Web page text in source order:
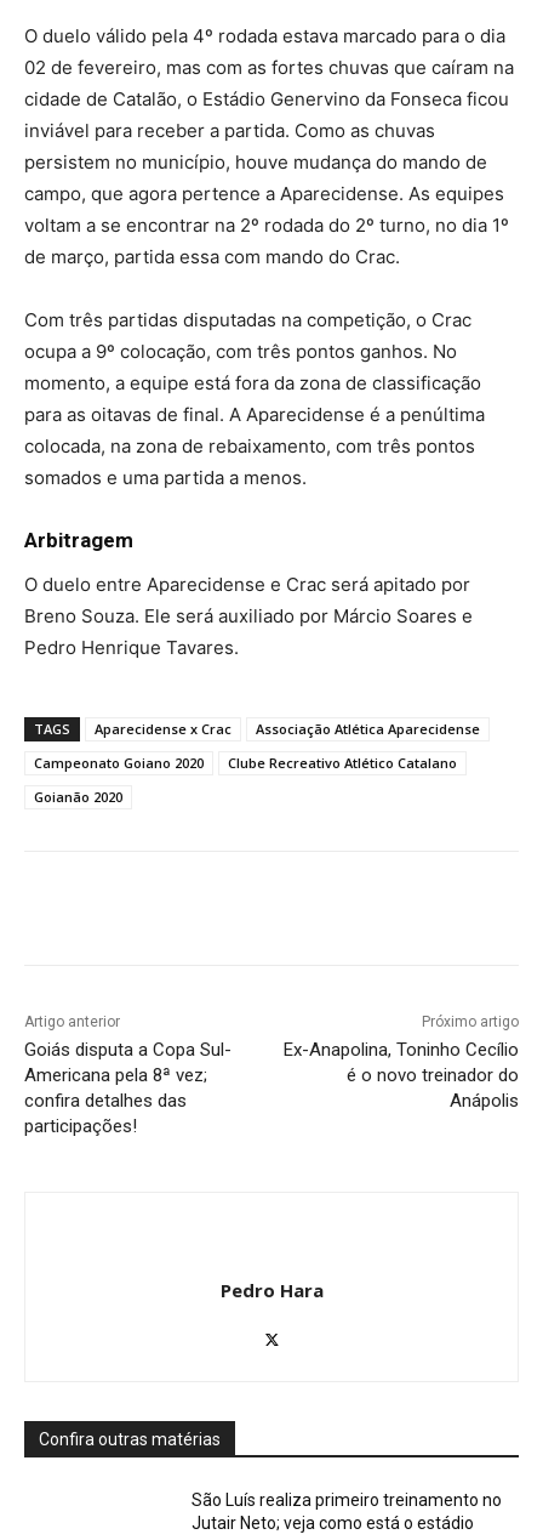
O duelo válido pela 4º rodada estava marcado para o dia
02 de fevereiro, mas com as fortes chuvas que caíram na
cidade de Catalão, o Estádio Genervino da Fonseca ficou
inviável para receber a partida. Como as chuvas
persistem no município, houve mudança do mando de
campo, que agora pertence a Aparecidense. As equipes
voltam a se encontrar na 2º rodada do 2º turno, no dia 1º
de março, partida essa com mando do Crac.
Com três partidas disputadas na competição, o Crac
ocupa a 9º colocação, com três pontos ganhos. No
momento, a equipe está fora da zona de classificação
para as oitavas de final. A Aparecidense é a penúltima
colocada, na zona de rebaixamento, com três pontos
somados e uma partida a menos.
Arbitragem
O duelo entre Aparecidense e Crac será apitado por
Breno Souza. Ele será auxiliado por Márcio Soares e
Pedro Henrique Tavares.
TAGS Aparecidense x Crac
Associação Atlética Aparecidense
Campeonato Goiano 2020
Clube Recreativo Atlético Catalano
Goianão 2020
Artigo anterior
Goiás disputa a Copa Sul-
Americana pela 8ª vez;
confira detalhes das
participações!
Próximo artigo
Ex-Anapolina, Toninho Cecílio
é o novo treinador do
Anápolis
Pedro Hara
Confira outras matérias
São Luís realiza primeiro treinamento no
Jutair Neto; veja como está o estádio